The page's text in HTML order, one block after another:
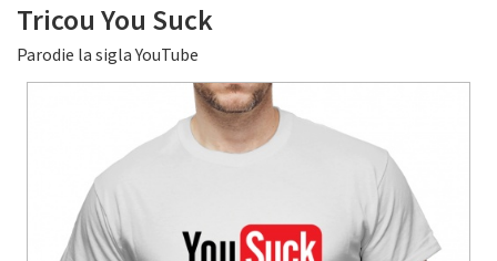
Tricou You Suck
Parodie la sigla YouTube